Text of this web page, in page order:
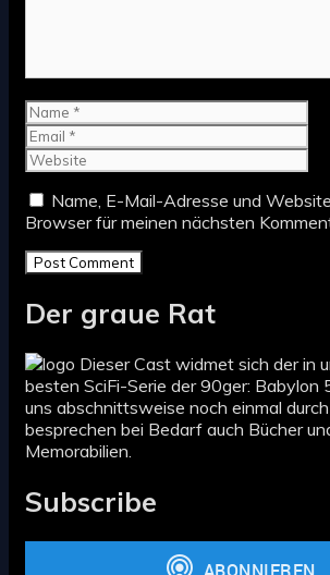
Name
Name, E-Mail-Adresse und
Browser für meinen nächsten
Der graue Rat
Dieser Cast widmet sich der in
besten SciFi-Serie der 90ger: Babylon
uns abschnittsweise noch einmal
besprechen bei Bedarf auch Bücher
Memorabilien.
Subscribe